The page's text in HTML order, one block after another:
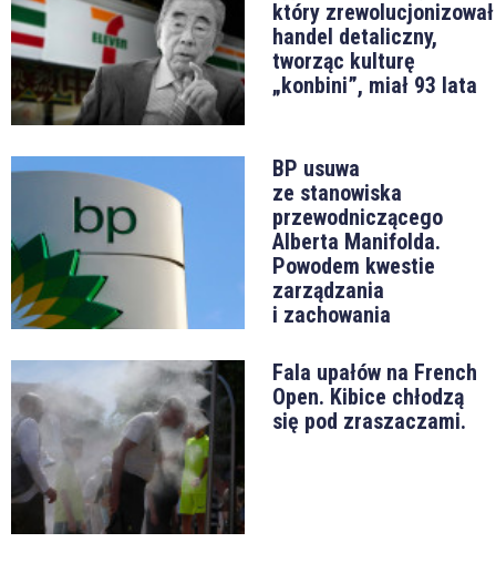
który zrewolucjonizował
handel detaliczny,
tworząc kulturę
„konbini”, miał 93 lata
BP usuwa
ze stanowiska
przewodniczącego
Alberta Manifolda.
Powodem kwestie
zarządzania
i zachowania
Fala upałów na French
Open. Kibice chłodzą
się pod zraszaczami.